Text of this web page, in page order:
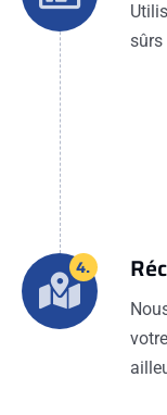
sûrs
4.